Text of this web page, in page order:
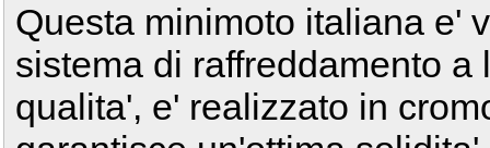
Questa minimoto italiana e'
sistema di raffreddamento
qualita', e' realizzato in